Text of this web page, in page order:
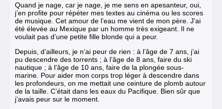
Quand je nage, car je nage, je me sens en apesanteur, oui,
j’en profite pour répéter mes textes au cinéma ou les scores
de musique. Cet amour de l’eau me vient de mon père. J’ai
été élevée au Mexique par un homme très exigeant. Il ne
voulait pas d’une petite fille blonde qui a peur.
Depuis, d’ailleurs, je n’ai peur de rien : à l’âge de 7 ans, j’ai
pu descendre des torrents ; à l’âge de 8 ans, faire du ski
nautique ; à l’âge de 10 ans, faire de la plongée sous-
marine. Pour aider mon corps trop léger à descendre dans
les profondeurs, on me mettait une ceinture de plomb autour
de la taille. C’était dans les eaux du Pacifique. Bien sûr que
j’avais peur sur le moment.